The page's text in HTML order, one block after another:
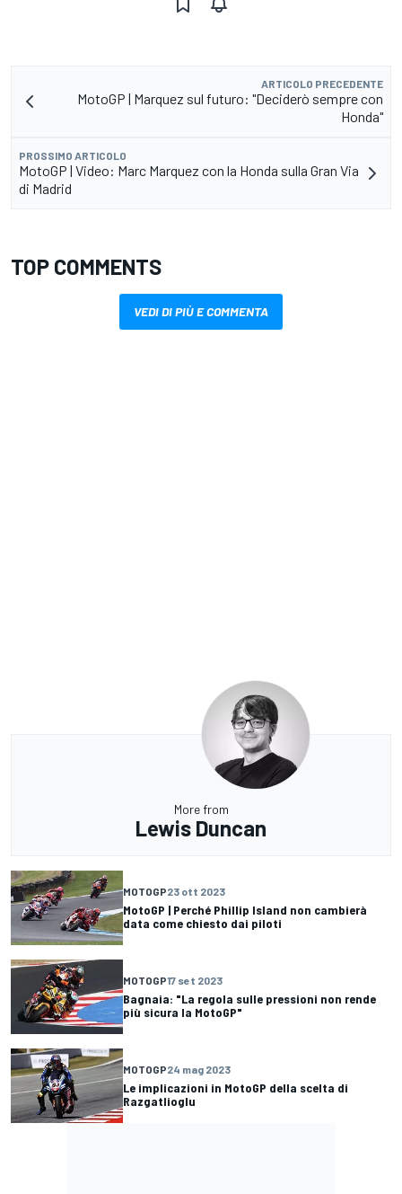
ARTICOLO PRECEDENTE
MotoGP | Marquez sul futuro: "Deciderò sempre con
Honda"
PROSSIMO ARTICOLO
MotoGP | Video: Marc Marquez con la Honda sulla Gran Via
di Madrid
TOP COMMENTS
VEDI DI PIÙ E COMMENTA
More from
Lewis Duncan
MOTOGP23 ott 2023
MotoGP | Perché Phillip Island non cambierà
data come chiesto dai piloti
MOTOGP17 set 2023
Bagnaia: "La regola sulle pressioni non rende
più sicura la MotoGP"
MOTOGP24 mag 2023
Le implicazioni in MotoGP della scelta di
Razgatlioglu